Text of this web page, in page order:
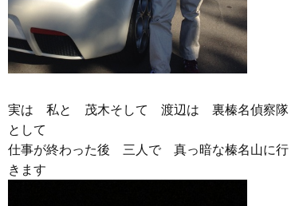
実は 私と 茂木そして 渡辺は 裏榛名偵察隊
として
仕事が終わった後 三人で 真っ暗な榛名山に行
きます